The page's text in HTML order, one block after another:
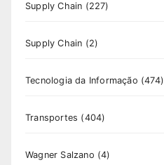
Supply Chain (227)
Supply Chain (2)
Tecnologia da Informação (474)
Transportes (404)
Wagner Salzano (4)